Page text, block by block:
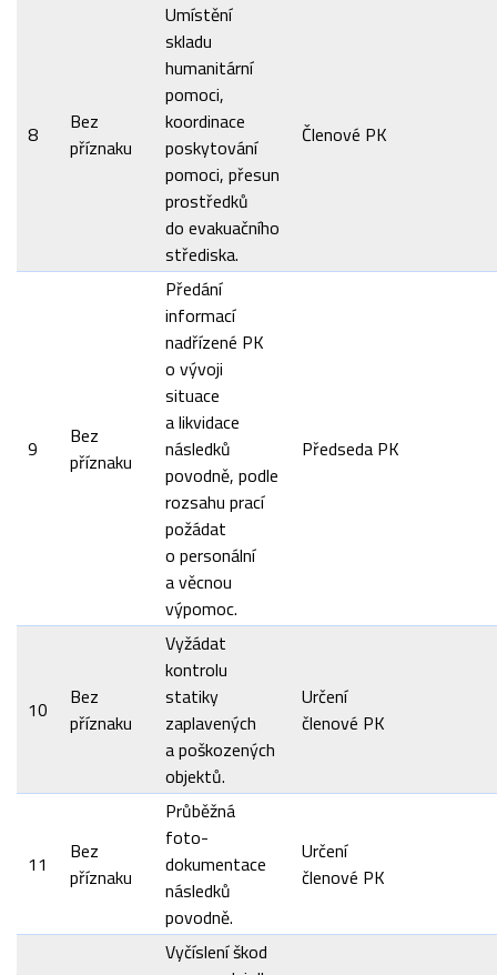
8
Bez
příznaku
Umístění
skladu
humanitární
pomoci,
koordinace
poskytování
pomoci, přesun
prostředků
do evakuačního
střediska.
Členové PK
9
Bez
příznaku
Předání
informací
nadřízené PK
o vývoji
situace
a likvidace
následků
povodně, podle
rozsahu prací
požádat
o personální
a věcnou
výpomoc.
Předseda PK
10
Bez
příznaku
Vyžádat
kontrolu
statiky
zaplavených
a poškozených
objektů.
Určení
členové PK
11
Bez
příznaku
Průběžná
foto-
dokumentace
následků
povodně.
Určení
členové PK
Vyčíslení škod